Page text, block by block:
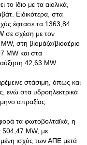
ίδιο με τα αιολικά,
Ειδικότερα, στα
έφτασε τα 1363,84
σε σχέση με τον
στη βιομάζα/βιοαέριο
MW και στα
42,63 MW.
στάσιμη, όπως και
ενώ στα υδροηλεκτρικά
απραξίας.
τα φωτοβολταϊκά, η
504,47 MW, με
ισχύς των ΑΠΕ μετά